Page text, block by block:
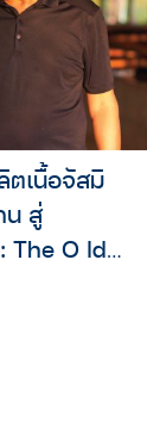
เนื้อจัสมิ
น สู่
O Idol